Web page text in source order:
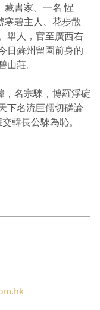
藏書家。一名 惺
寒碧主人、花步散
舉人，官至廣西右
日蘇州留園前身的
山莊。
，名宗騋，博羅浮碇
下名流巨儒切磋論
韓長公騋為恥。